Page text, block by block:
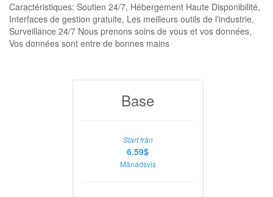
Caractéristiques: Soutien 24/7, Hébergement Haute Disponibilité,
Interfaces de gestion gratuite, Les meilleurs outils de l'industrie,
Surveillance 24/7 Nous prenons soins de vous et vos données,
Vos données sont entre de bonnes mains
Base
Start från
6.59$
Månadsvis